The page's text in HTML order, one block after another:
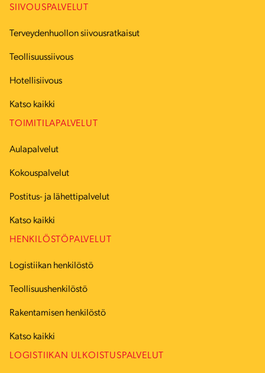
SIIVOUSPALVELUT
Terveydenhuollon siivousratkaisut
Teollisuussiivous
Hotellisiivous
Katso kaikki
TOIMITILAPALVELUT
Aulapalvelut
Kokouspalvelut
Postitus- ja lähettipalvelut
Katso kaikki
HENKILÖSTÖPALVELUT
Logistiikan henkilöstö
Teollisuushenkilöstö
Rakentamisen henkilöstö
Katso kaikki
LOGISTIIKAN ULKOISTUSPALVELUT